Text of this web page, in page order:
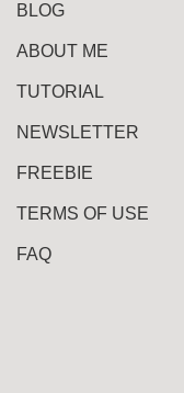
BLOG
ABOUT ME
TUTORIAL
NEWSLETTER
FREEBIE
TERMS OF USE
FAQ